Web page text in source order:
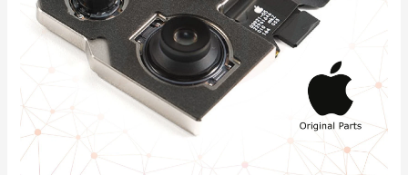
POSTERIORE
CAMERA
quantità